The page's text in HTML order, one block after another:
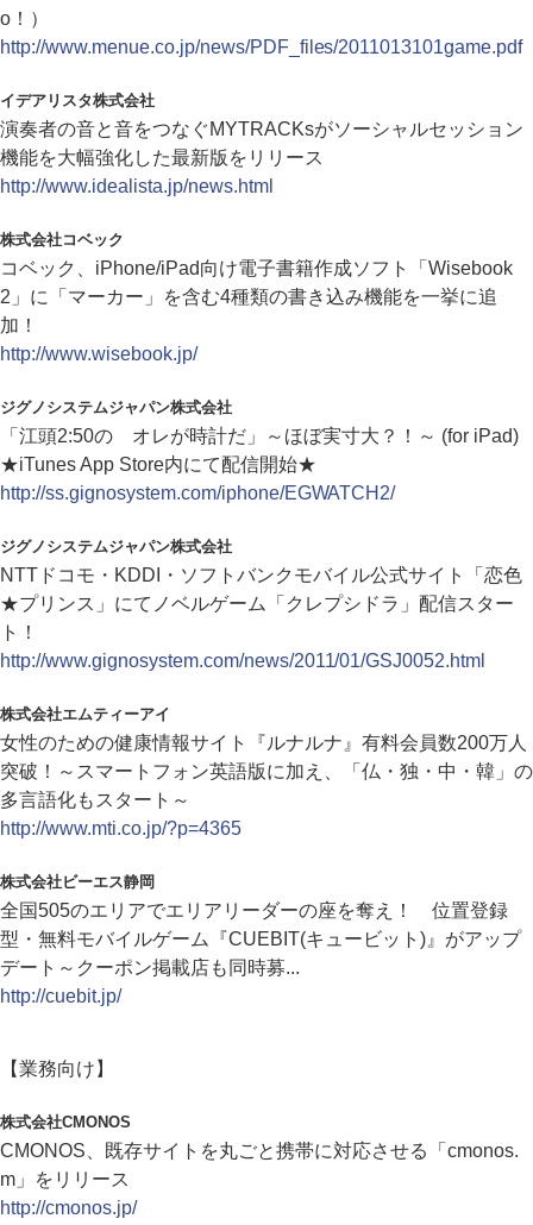
o！）
http://www.menue.co.jp/news/PDF_files/2011013101game.pdf
イデアリスタ株式会社
演奏者の音と音をつなぐMYTRACKsがソーシャルセッション
機能を大幅強化した最新版をリリース
http://www.idealista.jp/news.html
株式会社コベック
コベック、iPhone/iPad向け電子書籍作成ソフト「Wisebook
2」に「マーカー」を含む4種類の書き込み機能を一挙に追
加！
http://www.wisebook.jp/
ジグノシステムジャパン株式会社
「江頭2:50の オレが時計だ」～ほぼ実寸大？！～ (for iPad)
★iTunes App Store内にて配信開始★
http://ss.gignosystem.com/iphone/EGWATCH2/
ジグノシステムジャパン株式会社
NTTドコモ・KDDI・ソフトバンクモバイル公式サイト「恋色
★プリンス」にてノベルゲーム「クレプシドラ」配信スター
ト！
http://www.gignosystem.com/news/2011/01/GSJ0052.html
株式会社エムティーアイ
女性のための健康情報サイト『ルナルナ』有料会員数200万人
突破！～スマートフォン英語版に加え、「仏・独・中・韓」の
多言語化もスタート～
http://www.mti.co.jp/?p=4365
株式会社ビーエス静岡
全国505のエリアでエリアリーダーの座を奪え！ 位置登録
型・無料モバイルゲーム『CUEBIT(キュービット)』がアップ
デート～クーポン掲載店も同時募...
http://cuebit.jp/
【業務向け】
株式会社CMONOS
CMONOS、既存サイトを丸ごと携帯に対応させる「cmonos.
m」をリリース
http://cmonos.jp/